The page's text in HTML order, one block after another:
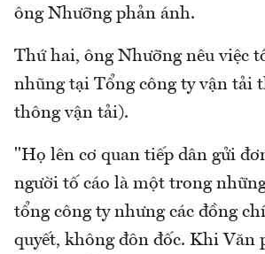
ông Nhưỡng phản ánh.
Thứ hai, ông Nhưỡng nêu việc
nhũng tại Tổng công ty vận tải
thông vận tải).
"Họ lên cơ quan tiếp dân gửi
người tố cáo là một trong
tổng công ty nhưng các đồng
quyết, không đôn đốc. Khi Văn